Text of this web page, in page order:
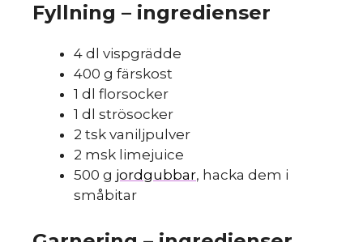
Fyllning – ingredienser
4 dl vispgrädde
400 g färskost
1 dl florsocker
1 dl strösocker
2 tsk vaniljpulver
2 msk limejuice
500 g jordgubbar, hacka dem i
småbitar
Så